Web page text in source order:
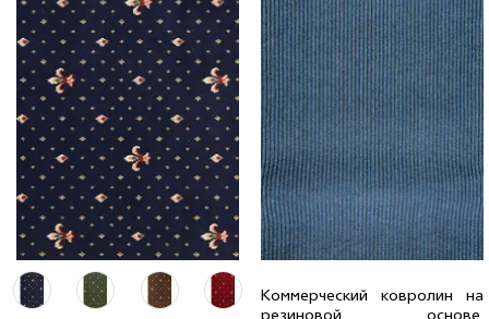
Коммерческий ковролин на